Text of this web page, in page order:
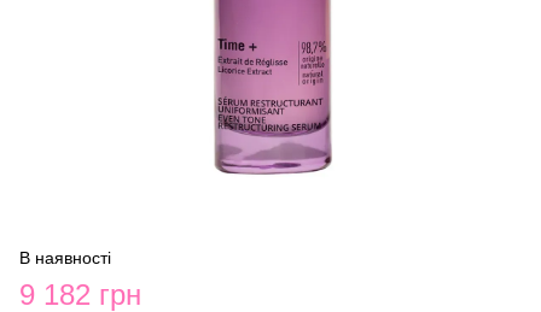
В наявності
9 182 грн